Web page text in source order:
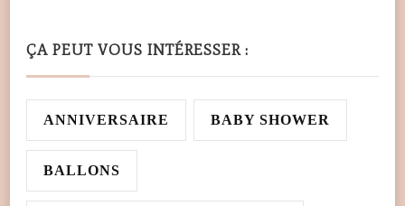
ÇA PEUT VOUS INTÉRESSER :
ANNIVERSAIRE BABY SHOWER
BALLONS